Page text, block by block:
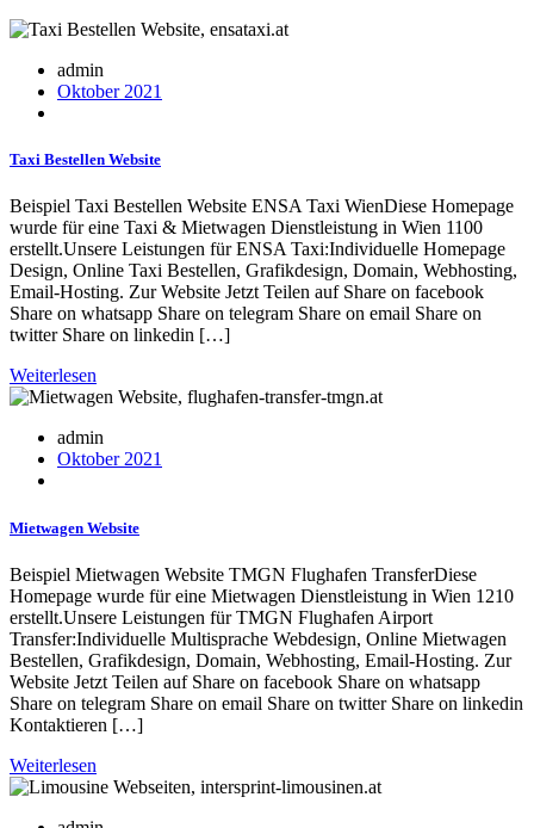
admin
Oktober 2021
Taxi Bestellen Website
Beispiel Taxi Bestellen Website ENSA Taxi WienDiese Homepage
wurde für eine Taxi & Mietwagen Dienstleistung in Wien 1100
erstellt.Unsere Leistungen für ENSA Taxi:Individuelle Homepage
Design, Online Taxi Bestellen, Grafikdesign, Domain, Webhosting,
Email-Hosting. Zur Website Jetzt Teilen auf Share on facebook
Share on whatsapp Share on telegram Share on email Share on
twitter Share on linkedin […]
Weiterlesen
admin
Oktober 2021
Mietwagen Website
Beispiel Mietwagen Website TMGN Flughafen TransferDiese
Homepage wurde für eine Mietwagen Dienstleistung in Wien 1210
erstellt.Unsere Leistungen für TMGN Flughafen Airport
Transfer:Individuelle Multisprache Webdesign, Online Mietwagen
Bestellen, Grafikdesign, Domain, Webhosting, Email-Hosting. Zur
Website Jetzt Teilen auf Share on facebook Share on whatsapp
Share on telegram Share on email Share on twitter Share on linkedin
Kontaktieren […]
Weiterlesen